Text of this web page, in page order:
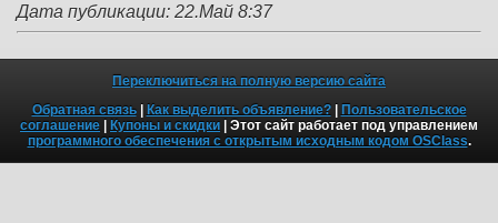
Дата публикации: 22.Май 8:37
Переключиться на полную версию сайта
Обратная связь| Как выделить объявление?| Пользовательское
соглашение | Купоны и скидки | Этот сайт работает под управлением
программного обеспечения с открытым исходным кодом OSClass.